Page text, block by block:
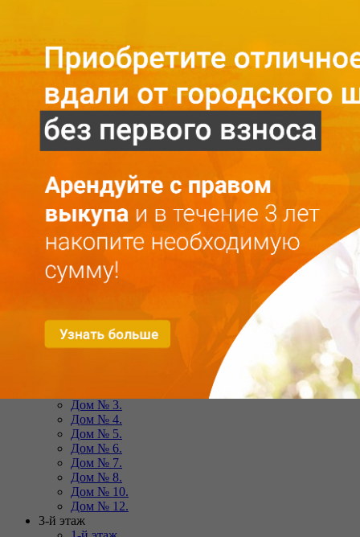
O проекте
О проекте
Mесто
Галерея
Конфиденциальность
Kвартиры
Аренда с правом выкупа
Kонтакты
LV
+371 25 743 115
Фильтр для квартир
Дом № 3.
Дом № 4.
Дом № 5.
Дом № 6.
Дом № 7.
Дом № 8.
Дом № 10.
Дом № 12.
3-й этаж